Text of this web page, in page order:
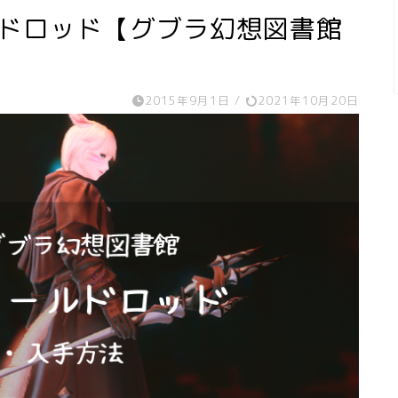
ロッド【グブラ幻想図書館
2015年9月1日 / 2021年10月20日